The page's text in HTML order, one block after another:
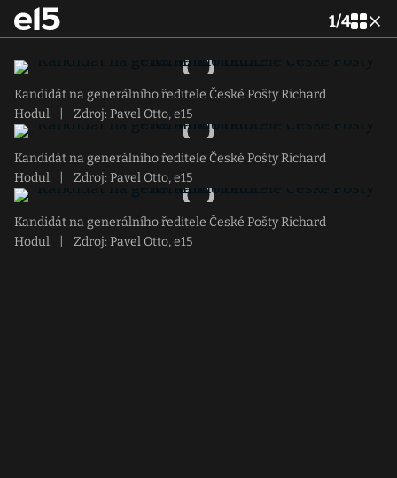
1/4
Kandidát na generálního ředitele České Pošty Richard
Hodul.
Zdroj: Pavel Otto, e15
Kandidát na generálního ředitele České Pošty Richard
Hodul.
Zdroj: Pavel Otto, e15
Kandidát na generálního ředitele České Pošty Richard
Hodul.
Zdroj: Pavel Otto, e15